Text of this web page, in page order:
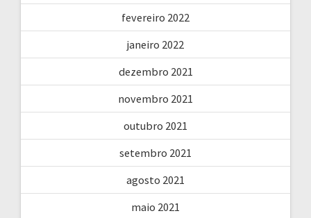
fevereiro 2022
janeiro 2022
dezembro 2021
novembro 2021
outubro 2021
setembro 2021
agosto 2021
maio 2021